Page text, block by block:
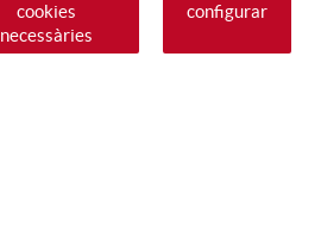
cookies
necessàries
configurar